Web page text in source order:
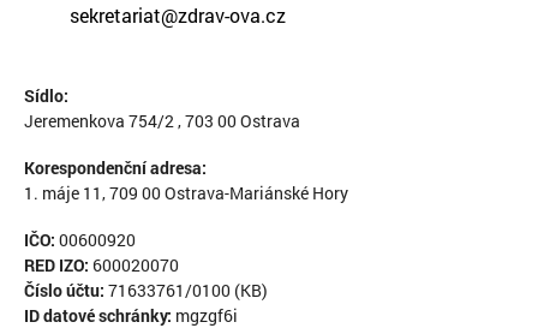
sekretariat@zdrav-ova.cz
Sídlo:
Jeremenkova 754/2 , 703 00 Ostrava
Korespondenční adresa:
1. máje 11, 709 00 Ostrava-Mariánské Hory
IČO: 00600920
RED IZO: 600020070
Číslo účtu: 71633761/0100 (KB)
ID datové schránky: mgzgf6i